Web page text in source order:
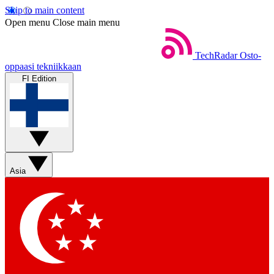
Skip to main content
Open menu Close main menu
TechRadar Osto-
oppaasi tekniikkaan
FI Edition
Asia